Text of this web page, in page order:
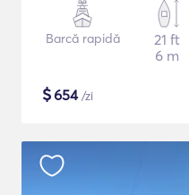
Barcă rapidă
21 ft
6 m
$654/zi